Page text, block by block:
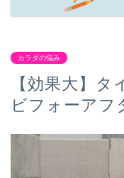
カラダの悩み
【効果大】タ
ビフォーアフ